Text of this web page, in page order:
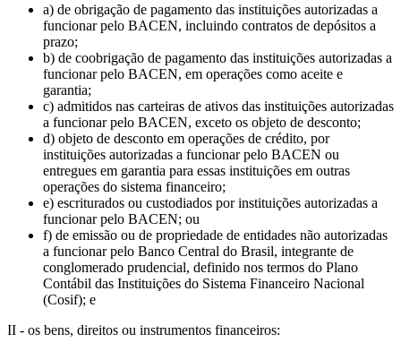
a) de obrigação de pagamento das instituições autorizadas a
funcionar pelo BACEN, incluindo contratos de depósitos a
prazo;
b) de coobrigação de pagamento das instituições autorizadas a
funcionar pelo BACEN, em operações como aceite e
garantia;
c) admitidos nas carteiras de ativos das instituições autorizadas
a funcionar pelo BACEN, exceto os objeto de desconto;
d) objeto de desconto em operações de crédito, por
instituições autorizadas a funcionar pelo BACEN ou
entregues em garantia para essas instituições em outras
operações do sistema financeiro;
e) escriturados ou custodiados por instituições autorizadas a
funcionar pelo BACEN; ou
f) de emissão ou de propriedade de entidades não autorizadas
a funcionar pelo Banco Central do Brasil, integrante de
conglomerado prudencial, definido nos termos do Plano
Contábil das Instituições do Sistema Financeiro Nacional
(Cosif); e
II - os bens, direitos ou instrumentos financeiros: